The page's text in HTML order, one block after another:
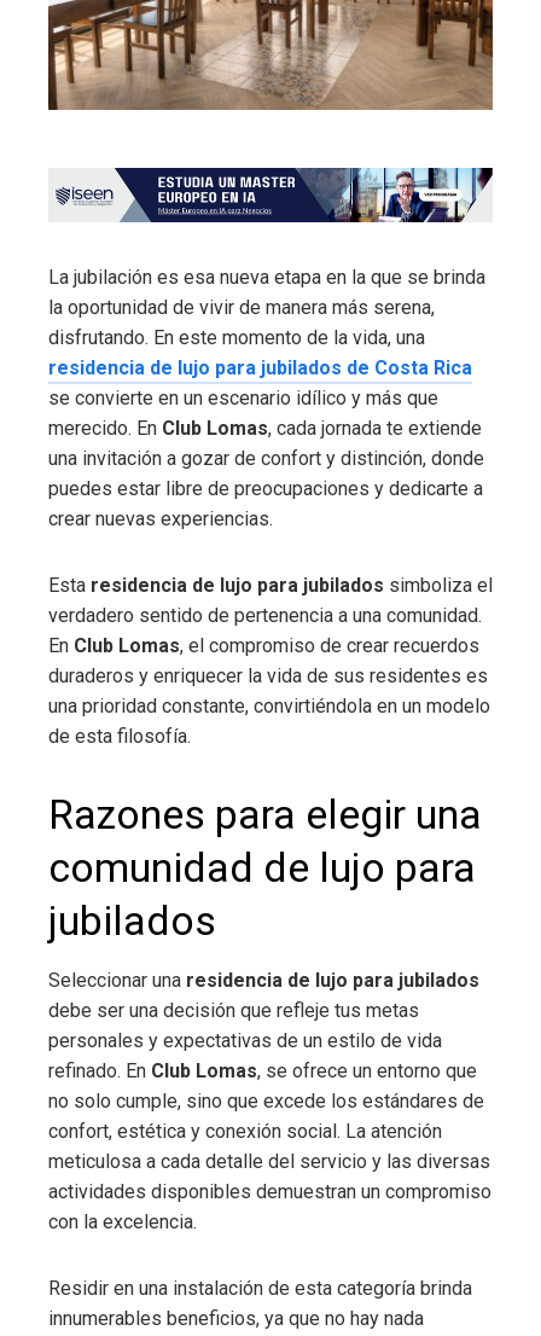
La jubilación es esa nueva etapa en la que se brinda
la oportunidad de vivir de manera más serena,
disfrutando. En este momento de la vida, una
residencia de lujo para jubilados de Costa Rica
se convierte en un escenario idílico y más que
merecido. En Club Lomas, cada jornada te extiende
una invitación a gozar de confort y distinción, donde
puedes estar libre de preocupaciones y dedicarte a
crear nuevas experiencias.
Esta residencia de lujo para jubilados simboliza el
verdadero sentido de pertenencia a una comunidad.
En Club Lomas, el compromiso de crear recuerdos
duraderos y enriquecer la vida de sus residentes es
una prioridad constante, convirtiéndola en un modelo
de esta filosofía.
Razones para elegir una
comunidad de lujo para
jubilados
Seleccionar una residencia de lujo para jubilados
debe ser una decisión que refleje tus metas
personales y expectativas de un estilo de vida
refinado. En Club Lomas, se ofrece un entorno que
no solo cumple, sino que excede los estándares de
confort, estética y conexión social. La atención
meticulosa a cada detalle del servicio y las diversas
actividades disponibles demuestran un compromiso
con la excelencia.
Residir en una instalación de esta categoría brinda
innumerables beneficios, ya que no hay nada